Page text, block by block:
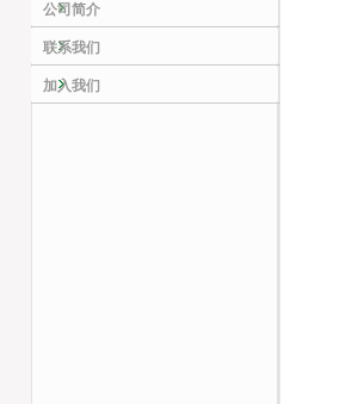
公司简介
联系我们
加入我们